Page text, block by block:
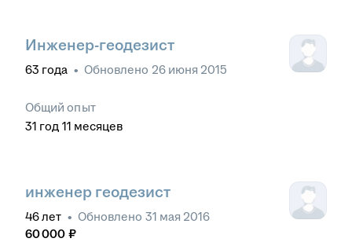
Инженер-геодезист
63 года • Обновлено 26 июня 2015
Общий опыт
31 год 11 месяцев
инженер геодезист
46лет • Обновлено 31 мая 2016
60 000 ₽